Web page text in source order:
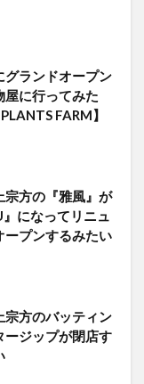
グランドオープン
屋に行ってみた
FARM】
宗方の『雅風』が
』になってリニュ
ープンするみたい
宗方のバッティン
ージップが閉店す